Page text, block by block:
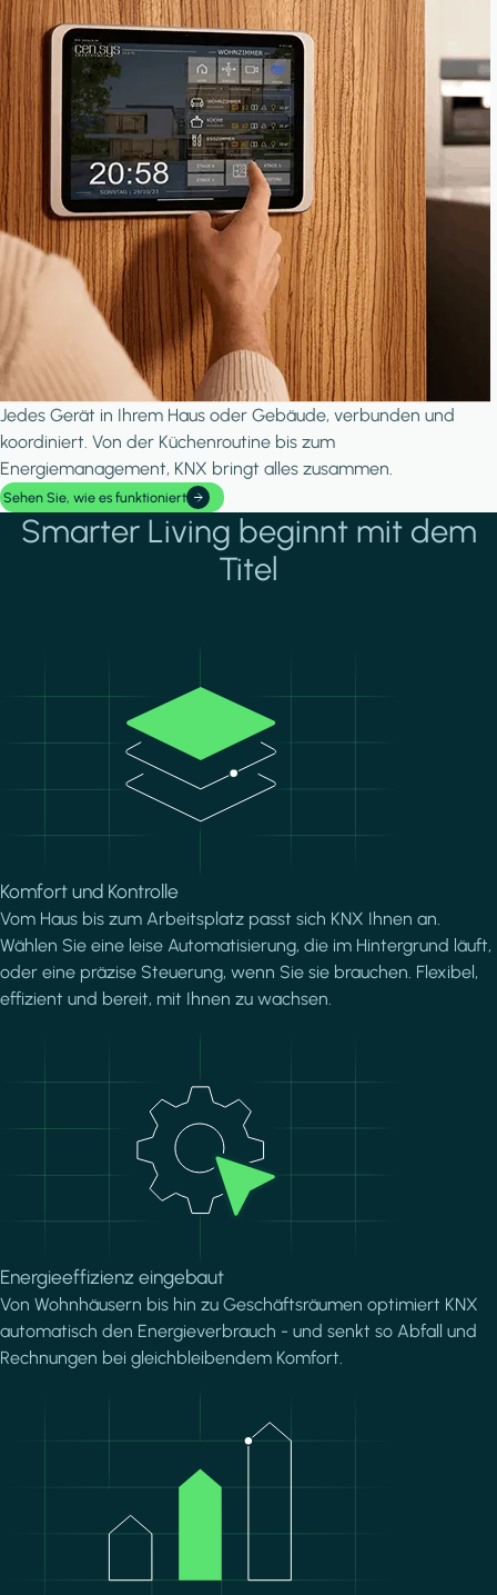
Jedes Gerät in Ihrem Haus oder Gebäude, verbunden und
koordiniert. Von der Küchenroutine bis zum
Energiemanagement, KNX bringt alles zusammen.
Sehen Sie, wie es funktioniert
Smarter Living beginnt mit dem
Titel
Komfort und Kontrolle
Vom Haus bis zum Arbeitsplatz passt sich KNX Ihnen an.
Wählen Sie eine leise Automatisierung, die im Hintergrund läuft,
oder eine präzise Steuerung, wenn Sie sie brauchen. Flexibel,
effizient und bereit, mit Ihnen zu wachsen.
Energieeffizienz eingebaut
Von Wohnhäusern bis hin zu Geschäftsräumen optimiert KNX
automatisch den Energieverbrauch - und senkt so Abfall und
Rechnungen bei gleichbleibendem Komfort.